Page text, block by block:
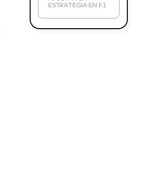
ESTRATEGIA EN F1